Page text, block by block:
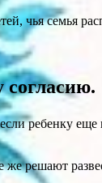
чья семья
согласию.
ребенку
же решают